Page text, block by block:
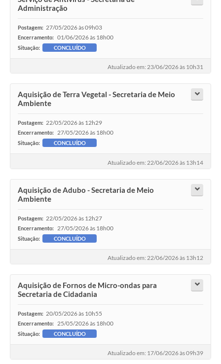
Administração
Postagem: 27/05/2026 às 09h03
Encerramento: 01/06/2026 às 18h00
Situação: CONCLUÍDO
Atualizado em: 23/06/2026 às 10h31
Aquisição de Terra Vegetal - Secretaria de Meio
Ambiente
Postagem: 22/05/2026 às 12h29
Encerramento: 27/05/2026 às 18h00
Situação: CONCLUÍDO
Atualizado em: 22/06/2026 às 13h14
Aquisição de Adubo - Secretaria de Meio
Ambiente
Postagem: 22/05/2026 às 12h27
Encerramento: 27/05/2026 às 18h00
Situação: CONCLUÍDO
Atualizado em: 22/06/2026 às 13h12
Aquisição de Fornos de Micro-ondas para
Secretaria de Cidadania
Postagem: 20/05/2026 às 10h55
Encerramento: 25/05/2026 às 18h00
Situação: CONCLUÍDO
Atualizado em: 17/06/2026 às 09h39